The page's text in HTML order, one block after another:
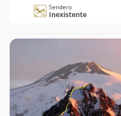
Sendero
Inexistente